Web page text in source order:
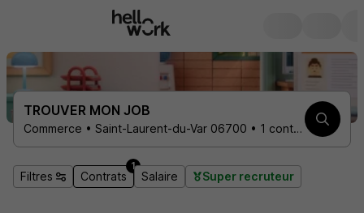
TROUVER MON JOB
Commerce • Saint-Laurent-du-Var 06700 • 1 contrat
Filtres Contrats
1
Salaire Super recruteur